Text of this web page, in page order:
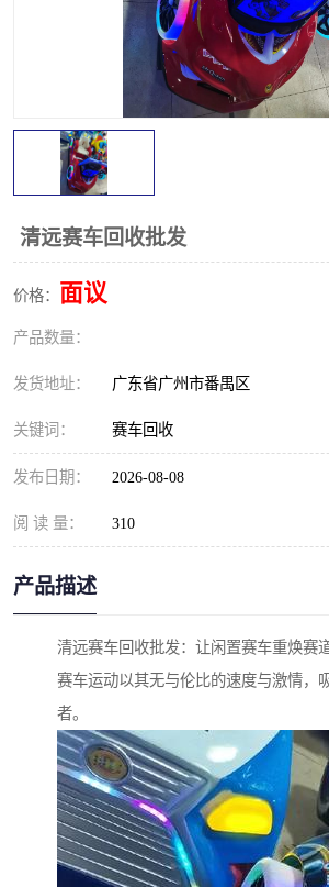
清远赛车回收批发
价格： 面议
产品数量：
发货地址： 广东省广州市番禺区
关键词： 赛车回收
发布日期： 2026-08-08
阅 读 量： 310
产品描述
清远赛车回收批发：让闲置赛车重焕赛
赛车运动以其无与伦比的速度与激情，
者。